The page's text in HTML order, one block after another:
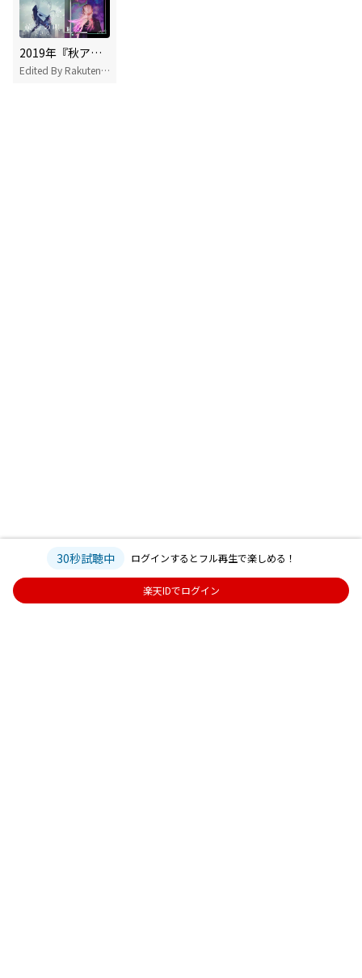
2019年『秋アニメ』OP/ED特集!
Edited By Rakuten Music
30秒試聴中 ログインするとフル再生で楽しめる！
楽天IDでログイン